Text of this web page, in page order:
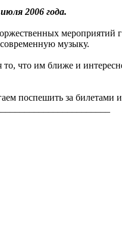
2006 года.
музыку.
что им ближе и
поспешить за билетами и